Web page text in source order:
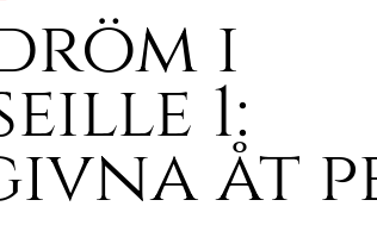
i
1:
åt